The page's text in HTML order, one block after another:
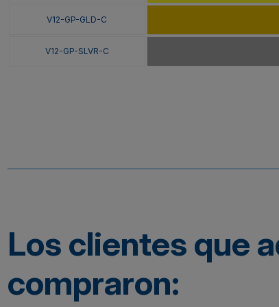
V12-GP-GLD-C
V12-GP-SLVR-C
Los clientes que
compraron: